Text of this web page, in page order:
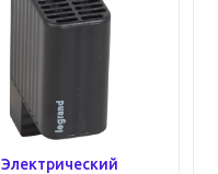
Электрический